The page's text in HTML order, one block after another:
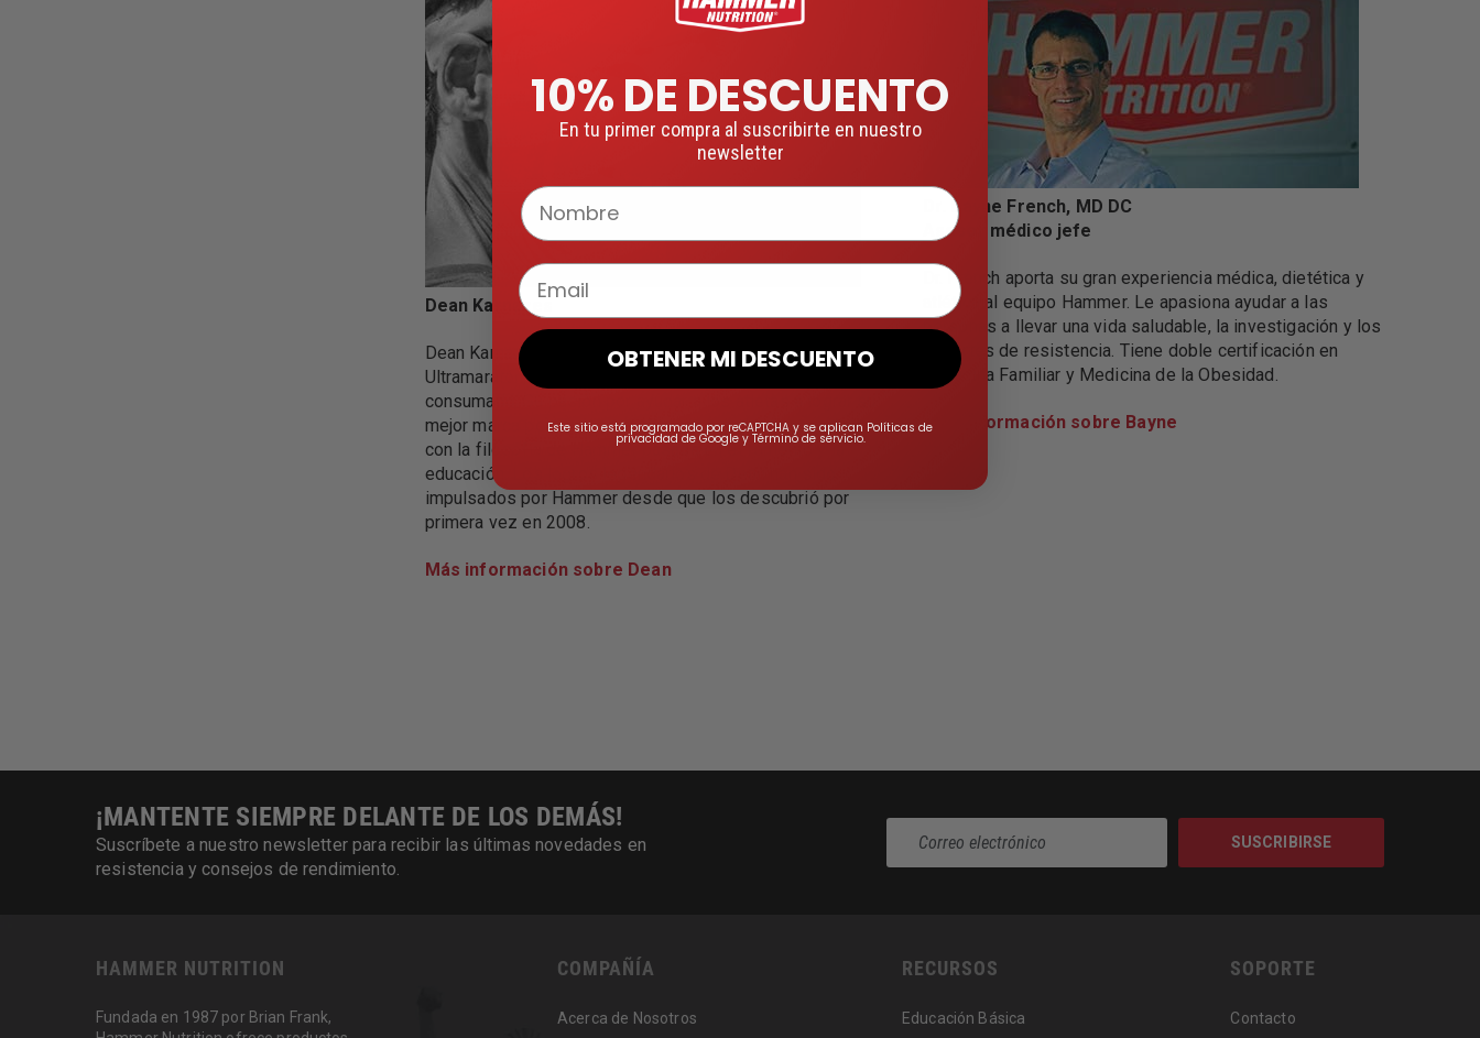
Dean Karnazes
Dean Karnazes, también conocido como el Hombre
Ultramaratón, es un corredor, autor y orador sumamente
consumado. Su pasión por ayudar a los atletas a lograr su
mejor marca personal en el deporte y en la vida se alinea
con la filosofía de Hammer basada en el fomento y la
educación. Los logros legendarios de Dean han sido
impulsados ​​por Hammer desde que los descubrió por
primera vez en 2008.
Más información sobre Dean
Dr. Bayne French, MD DC
Asesor médico jefe
Dr. French aporta su gran experiencia médica, dietética y
atlética al equipo Hammer. Le apasiona ayudar a las
personas a llevar una vida saludable, la investigación y los
deportes de resistencia. Tiene doble certificación en
Medicina Familiar y Medicina de la Obesidad.
Más información sobre Bayne
¡MANTENTE SIEMPRE DELANTE DE LOS DEMÁS!
Suscríbete a nuestro newsletter para recibir las últimas novedades en
resistencia y consejos de rendimiento.
SUSCRIBIRSE
HAMMER NUTRITION
Fundada en 1987 por Brian Frank,
COMPAÑÍA
Acerca de Nosotros
RECURSOS
Educación Básica
SOPORTE
Contacto
10% DE DESCUENTO
En tu primer compra al suscribirte en nuestro
newsletter
Nombre
Email
OBTENER MI DESCUENTO
Este sitio está programado por reCAPTCHA y se aplican Políticas de
privacidad de Google y Término de servicio.